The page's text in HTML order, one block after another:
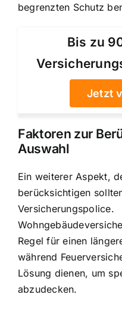
begrenzten Schutz
Bis zu
Jetzt
Faktoren zur
Auswahl
Ein weiterer Aspekt,
berücksichtigen
Versicherungspolice.
Regel für einen
während
Lösung dienen, um
abzudecken.